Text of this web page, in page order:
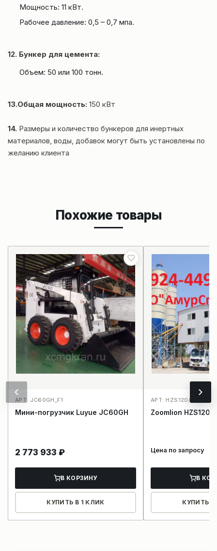
Мощность: 11 кВт.
Рабочее давление: 0,5 – 0,7 мпа.
12. Бункер для цемента:
Объем: 50 или 100 тонн.
13.Общая мощность: 150 кВт
14. Размеры и количество бункеров для инертных
материалов, воды, добавок могут быть установлены по
желанию клиента
Похожие товары
АРТ: JC60GH_F1
Мини-погрузчик Luyue JC60GH
2 773 933 ₽
В КОРЗИНУ
КУПИТЬ В 1 КЛИК
АРТ: HZS120/
Zoomlion HZS120/
Цена по запросу
В
КУПИТЬ В